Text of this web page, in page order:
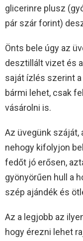
glicerinre plusz
pár szár forint)
Önts bele úgy az
desztillált vizet és
saját ízlés szerint
bármi lehet, csak
vásárolni is.
Az üvegünk száját,
nehogy kifolyjon
fedőt jó erősen,
gyönyörűen hull a
szép ajándék és
Az a legjobb az
hogy érezni lehet